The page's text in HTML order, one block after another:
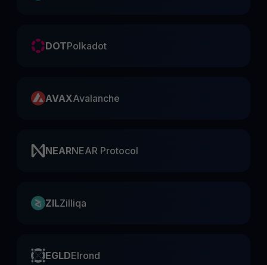
DOTPolkadot
AVAXAvalanche
NEARNEAR Protocol
ZILZilliqa
EGLDElrond